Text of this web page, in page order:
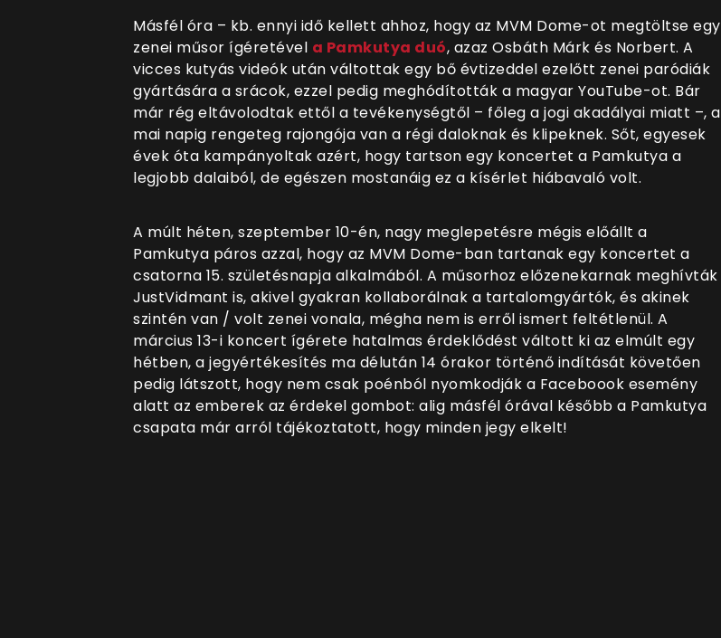
Másfél óra – kb. ennyi idő kellett ahhoz, hogy az MVM Dome-ot megtöltse egy
zenei műsor ígéretével a Pamkutya duó, azaz Osbáth Márk és Norbert. A
vicces kutyás videók után váltottak egy bő évtizeddel ezelőtt zenei paródiák
gyártására a srácok, ezzel pedig meghódították a magyar YouTube-ot. Bár
már rég eltávolodtak ettől a tevékenységtől – főleg a jogi akadályai miatt –, a
mai napig rengeteg rajongója van a régi daloknak és klipeknek. Sőt, egyesek
évek óta kampányoltak azért, hogy tartson egy koncertet a Pamkutya a
legjobb dalaiból, de egészen mostanáig ez a kísérlet hiábavaló volt.
A múlt héten, szeptember 10-én, nagy meglepetésre mégis előállt a
Pamkutya páros azzal, hogy az MVM Dome-ban tartanak egy koncertet a
csatorna 15. születésnapja alkalmából. A műsorhoz előzenekarnak meghívták
JustVidmant is, akivel gyakran kollaborálnak a tartalomgyártók, és akinek
szintén van / volt zenei vonala, mégha nem is erről ismert feltétlenül. A
március 13-i koncert ígérete hatalmas érdeklődést váltott ki az elmúlt egy
hétben, a jegyértékesítés ma délután 14 órakor történő indítását követően
pedig látszott, hogy nem csak poénból nyomkodják a Faceboook esemény
alatt az emberek az érdekel gombot: alig másfél órával később a Pamkutya
csapata már arról tájékoztatott, hogy minden jegy elkelt!